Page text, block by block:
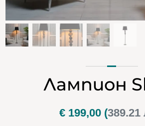
Лампион
€ 199,00 (389.21